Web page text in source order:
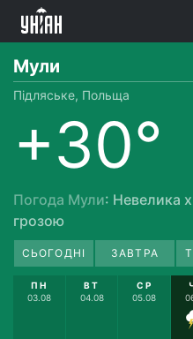
Мули
Підляське, Польща
+30°
Погода Мули: Невелика
грозою
СЬОГОДНІ ЗАВТРА
ПН
03.08
ВТ
04.08
СР
05.08